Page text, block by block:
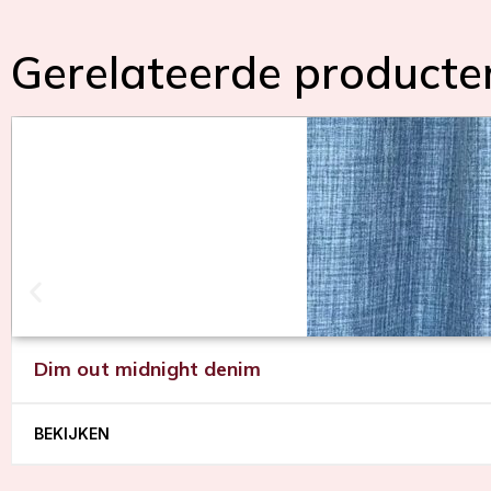
Gerelateerde
Dim out midnight denim
BEKIJKEN